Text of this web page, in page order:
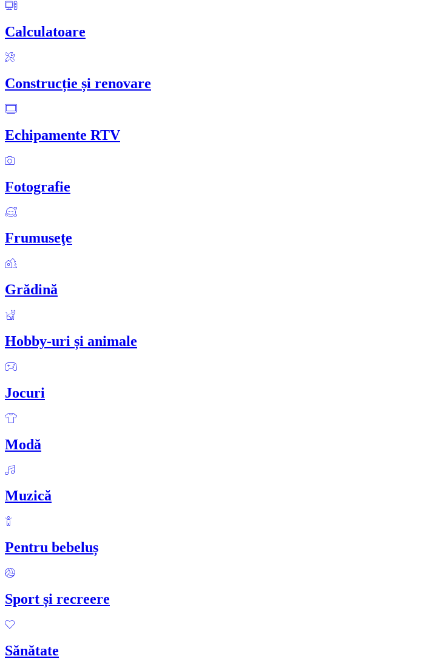
Calculatoare
Construcție și renovare
Echipamente RTV
Fotografie
Frumuseţe
Grădină
Hobby-uri și animale
Jocuri
Modă
Muzică
Pentru bebeluș
Sport și recreere
Sănătate